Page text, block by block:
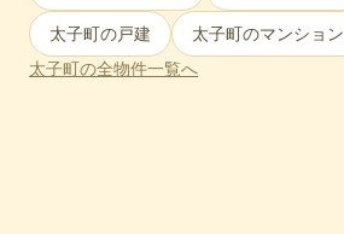
太子町の戸建 太子町のマンション
太子町の全物件一覧へ